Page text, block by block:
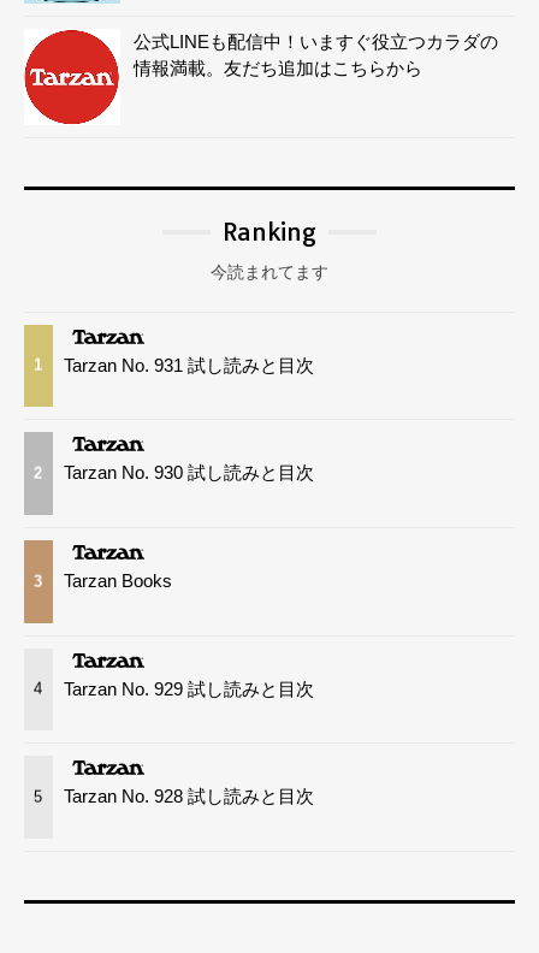
公式LINEも配信中！いますぐ役立つカラダの
情報満載。友だち追加はこちらから
Ranking
今読まれてます
1 Tarzan No. 931 試し読みと目次
2 Tarzan No. 930 試し読みと目次
3 Tarzan Books
4 Tarzan No. 929 試し読みと目次
5 Tarzan No. 928 試し読みと目次